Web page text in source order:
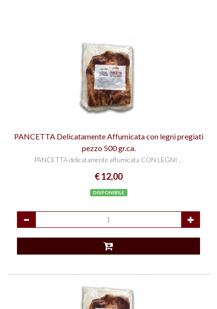
PANCETTA Delicatamente Affumicata con legni pregiati
pezzo 500 gr.ca.
PANCETTA delicatamente affumicata CON LEGNI ...
€ 12,00
DISPONIBILE